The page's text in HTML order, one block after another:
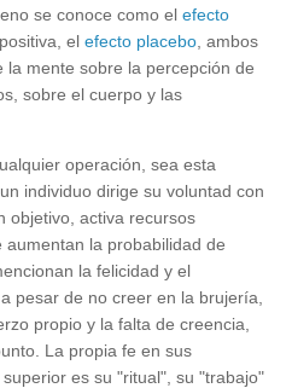
se conoce como el efecto
el efecto placebo , ambos
la mente sobre la percepción de
sobre el cuerpo y las
operación, sea esta
individuo dirige su voluntad con
objetivo, activa recursos
la probabilidad de
la felicidad y el
pesar de no creer en la brujería,
propio y la falta de creencia,
La propia fe en sus
es su "ritual", su "trabajo"